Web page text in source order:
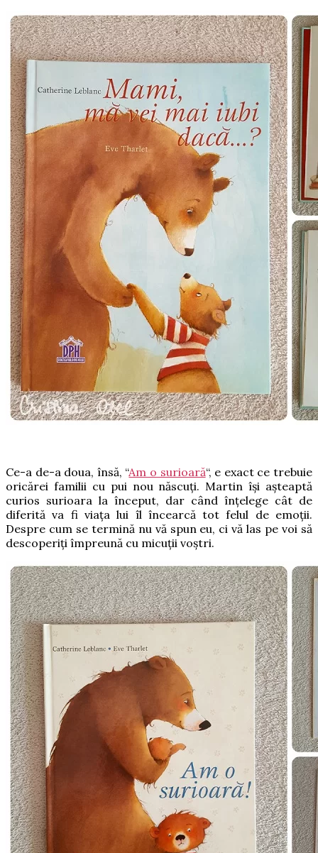
Ce-a de-a doua, însă, “Am o surioară“, e exact ce trebuie
oricărei familii cu pui nou născuți. Martin își așteaptă
curios surioara la început, dar când înțelege cât de
diferită va fi viața lui îl încearcă tot felul de emoții.
Despre cum se termină nu vă spun eu, ci vă las pe voi să
descoperiți împreună cu micuții voștri.